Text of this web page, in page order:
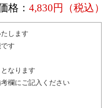
格： 4,830円（税込）
します
す
なります
欄にご記入ください